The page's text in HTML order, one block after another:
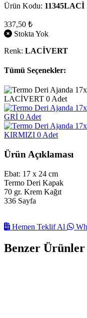
Ürün Kodu: 11345LACİ
337,50 ₺
Stokta Yok
Renk: LACİVERT
Tümü Seçenekler:
LACİVERT 0 Adet
GRİ 0 Adet
KIRMIZI 0 Adet
Ürün Açıklaması
Ebat: 17 x 24 cm
Termo Deri Kapak
70 gr. Krem Kağıt
336 Sayfa
Hemen Teklif Al
Benzer Ürünler